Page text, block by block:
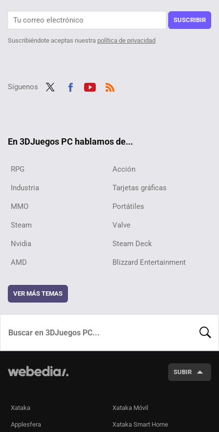
Uno de los shooters más queridos está gratis y, aunque tiene 25 años, la comunidad no se olvida de él con un mod que lo hace mucho más sangriento
SUSCRIBIR
Suscribiéndote aceptas nuestra política de privacidad
Síguenos
En 3DJuegos PC hablamos de...
RPG Acción
Industria Tarjetas gráficas
MMO Portátiles
Steam Valve
Nvidia Steam Deck
AMD Blizzard Entertainment
VER MÁS TEMAS
SUBIR
Xataka Xataka Móvil
Applesfera Xataka Smart Home